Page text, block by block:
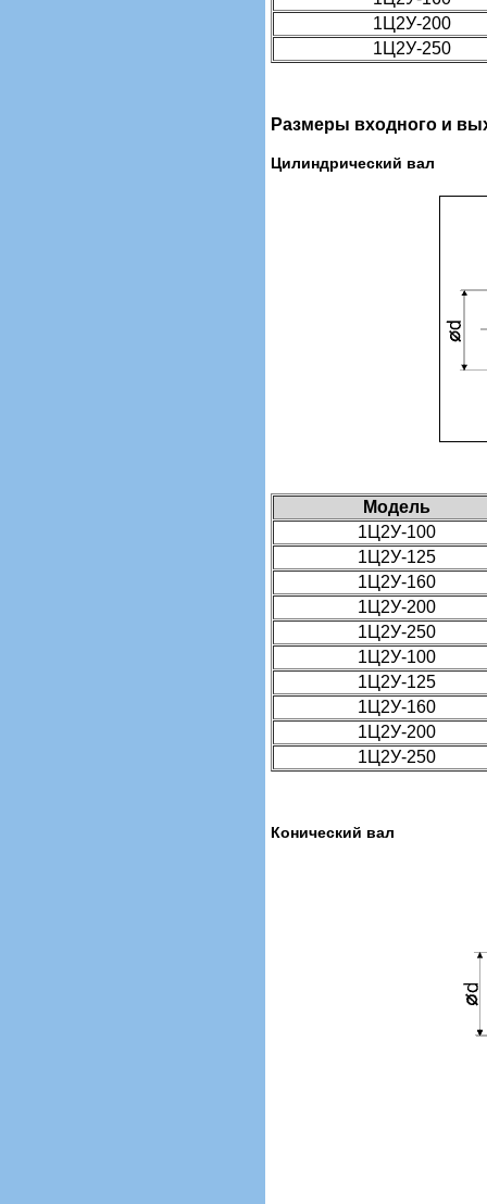
1Ц2У-200
1Ц2У-250
Размеры входного и
Цилиндрический вал
Модель
1Ц2У-100
1Ц2У-125
1Ц2У-160
1Ц2У-200
1Ц2У-250
1Ц2У-100
1Ц2У-125
1Ц2У-160
1Ц2У-200
1Ц2У-250
Конический вал